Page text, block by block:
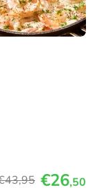
,95 €26,50